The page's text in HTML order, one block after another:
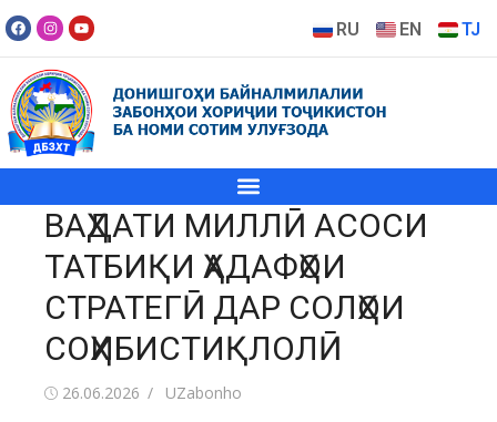
RU EN TJ
ВАҲДАТИ МИЛЛӢ АСОСИ
ТАТБИҚИ ҲАДАФҲОИ
СТРАТЕГӢ ДАР СОЛҲОИ
СОҲИБИСТИҚЛОЛӢ
26.06.2026 UZabonho